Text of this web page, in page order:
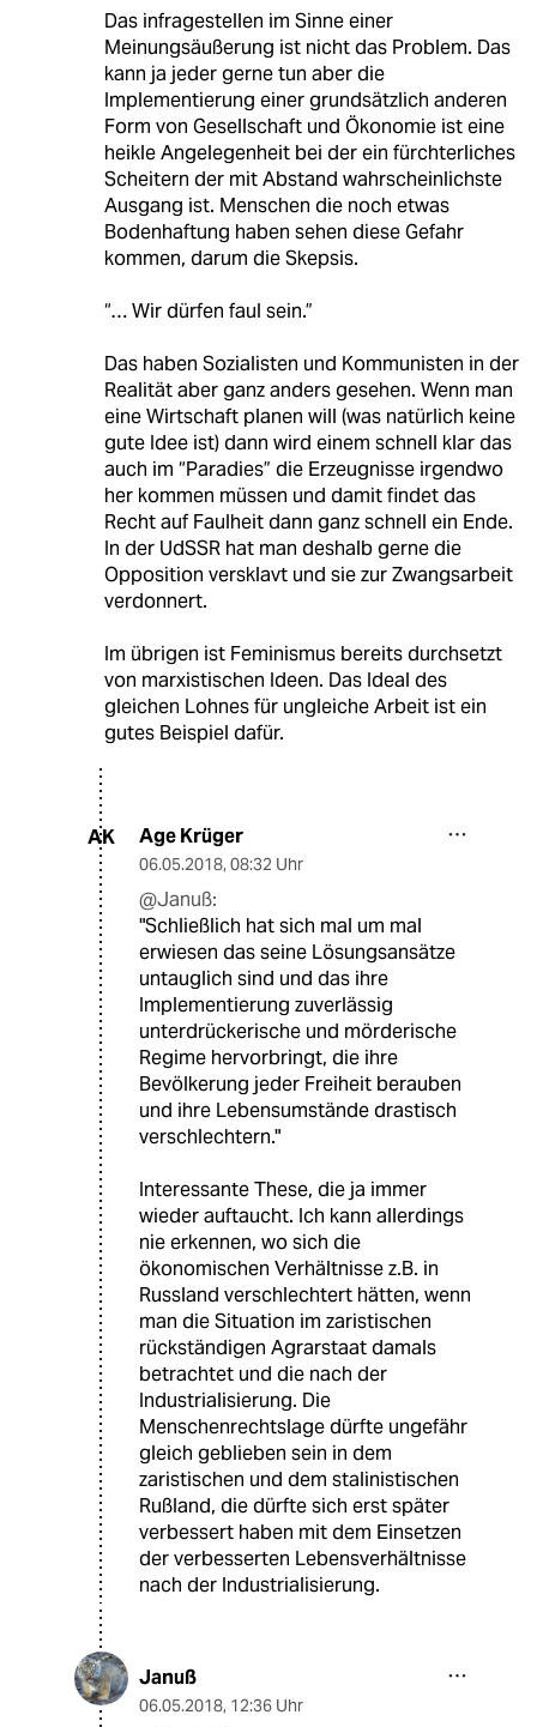
Das infragestellen im Sinne einer
Meinungsäußerung ist nicht das Problem. Das
kann ja jeder gerne tun aber die
Implementierung einer grundsätzlich anderen
Form von Gesellschaft und Ökonomie ist eine
heikle Angelegenheit bei der ein fürchterliches
Scheitern der mit Abstand wahrscheinlichste
Ausgang ist. Menschen die noch etwas
Bodenhaftung haben sehen diese Gefahr
kommen, darum die Skepsis.
“… Wir dürfen faul sein.”
Das haben Sozialisten und Kommunisten in der
Realität aber ganz anders gesehen. Wenn man
eine Wirtschaft planen will (was natürlich keine
gute Idee ist) dann wird einem schnell klar das
auch im “Paradies” die Erzeugnisse irgendwo
her kommen müssen und damit findet das
Recht auf Faulheit dann ganz schnell ein Ende.
In der UdSSR hat man deshalb gerne die
Opposition versklavt und sie zur Zwangsarbeit
verdonnert.
Im übrigen ist Feminismus bereits durchsetzt
von marxistischen Ideen. Das Ideal des
gleichen Lohnes für ungleiche Arbeit ist ein
gutes Beispiel dafür.
AK Age Krüger
06.05.2018, 08:32 Uhr
@Januß:
"Schließlich hat sich mal um mal
erwiesen das seine Lösungsansätze
untauglich sind und das ihre
Implementierung zuverlässig
unterdrückerische und mörderische
Regime hervorbringt, die ihre
Bevölkerung jeder Freiheit berauben
und ihre Lebensumstände drastisch
verschlechtern."
Interessante These, die ja immer
wieder auftaucht. Ich kann allerdings
nie erkennen, wo sich die
ökonomischen Verhältnisse z.B. in
Russland verschlechtert hätten, wenn
man die Situation im zaristischen
rückständigen Agrarstaat damals
betrachtet und die nach der
Industrialisierung. Die
Menschenrechtslage dürfte ungefähr
gleich geblieben sein in dem
zaristischen und dem stalinistischen
Rußland, die dürfte sich erst später
verbessert haben mit dem Einsetzen
der verbesserten Lebensverhältnisse
nach der Industrialisierung.
Januß
06.05.2018, 12:36 Uhr